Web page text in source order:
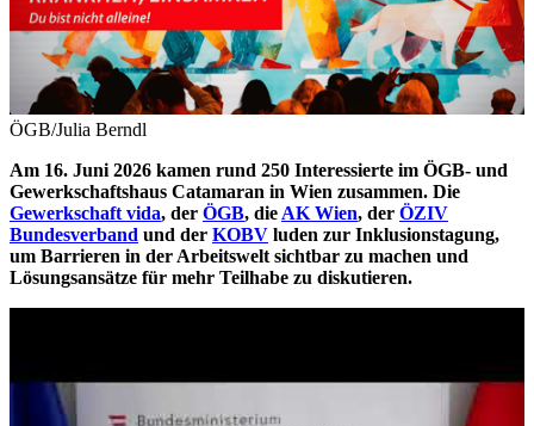
ÖGB/Julia Berndl
Am 16. Juni 2026 kamen rund 250 Interessierte im ÖGB- und
Gewerkschaftshaus Catamaran in Wien zusammen. Die
Gewerkschaft vida, der ÖGB, die AK Wien, der ÖZIV
Bundesverband und der KOBV luden zur Inklusionstagung,
um Barrieren in der Arbeitswelt sichtbar zu machen und
Lösungsansätze für mehr Teilhabe zu diskutieren.